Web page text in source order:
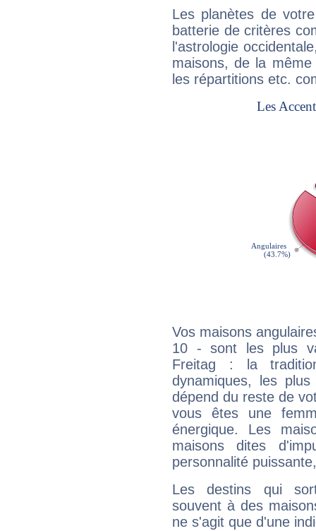
Les planètes de
batterie de critères
l'astrologie
maisons, de la
les répartitions etc.
Vos maisons
10 - sont les plus
Freitag : la
dynamiques, les
dépend du reste de
vous êtes une
énergique. Les
maisons dites
personnalité
Les destins qui
souvent à des
ne s'agit que d'une